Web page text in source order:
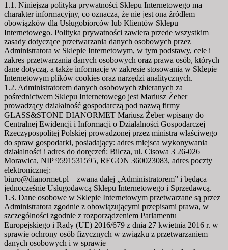
1.1. Niniejsza polityka prywatności Sklepu Internetowego ma
charakter informacyjny, co oznacza, że nie jest ona źródłem
obowiązków dla Usługobiorców lub Klientów Sklepu
Internetowego. Polityka prywatności zawiera przede wszystkim
zasady dotyczące przetwarzania danych osobowych przez
Administratora w Sklepie Internetowym, w tym podstawy, cele i
zakres przetwarzania danych osobowych oraz prawa osób, których
dane dotyczą, a także informacje w zakresie stosowania w Sklepie
Internetowym plików cookies oraz narzędzi analitycznych.
1.2. Administratorem danych osobowych zbieranych za
pośrednictwem Sklepu Internetowego jest Mariusz Żeber
prowadzący działalność gospodarczą pod nazwą firmy
GLASS&STONE DIANORMET Mariusz Żeber wpisany do
Centralnej Ewidencji i Informacji o Działalności Gospodarczej
Rzeczypospolitej Polskiej prowadzonej przez ministra właściwego
do spraw gospodarki, posiadający: adres miejsca wykonywania
działalności i adres do doręczeń: Bilcza, ul. Cisowa 3 26-026
Morawica, NIP 9591531595, REGON 360023083, adres poczty
elektronicznej:
biuro@dianormet.pl – zwana dalej „Administratorem” i będąca
jednocześnie Usługodawcą Sklepu Internetowego i Sprzedawcą.
1.3. Dane osobowe w Sklepie Internetowym przetwarzane są przez
Administratora zgodnie z obowiązującymi przepisami prawa, w
szczególności zgodnie z rozporządzeniem Parlamentu
Europejskiego i Rady (UE) 2016/679 z dnia 27 kwietnia 2016 r. w
sprawie ochrony osób fizycznych w związku z przetwarzaniem
danych osobowych i w sprawie